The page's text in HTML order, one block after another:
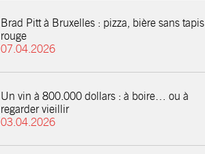
Brad Pitt à Bruxelles : pizza, bière sans tapis
rouge
07.04.2026
Un vin à 800.000 dollars : à boire… ou à
regarder vieillir
03.04.2026